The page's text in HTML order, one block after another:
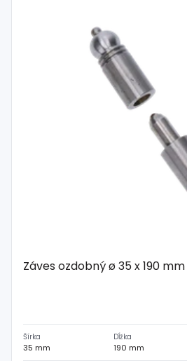
Záves ozdobný ø 35 x 190
Šírka
35 mm
Dĺžka
190 mm